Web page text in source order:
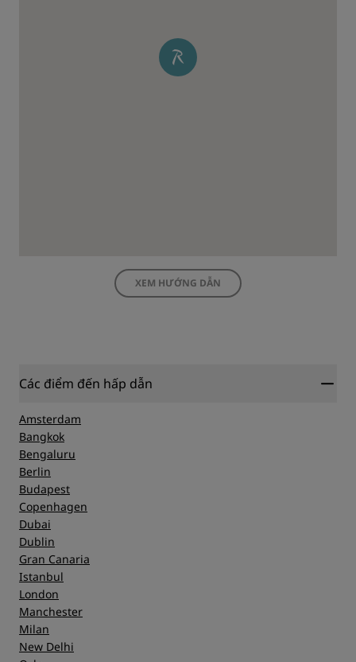
XEM HƯỚNG DẪN
Các điểm đến hấp dẫn
Amsterdam
Bangkok
Bengaluru
Berlin
Budapest
Copenhagen
Dubai
Dublin
Gran Canaria
Istanbul
London
Manchester
Milan
New Delhi